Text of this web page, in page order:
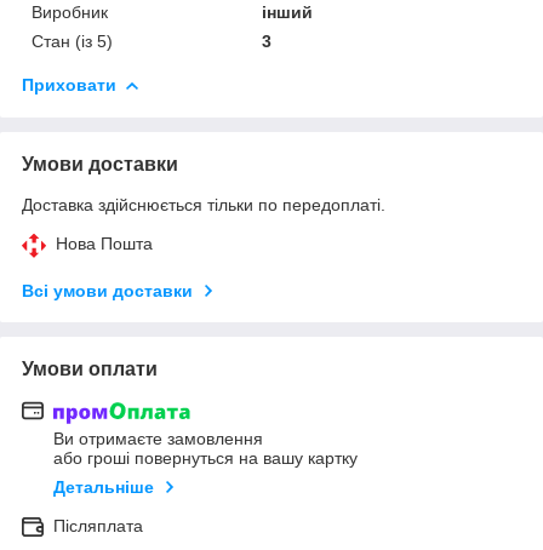
Виробник
інший
Стан (із 5)
3
Приховати
Умови доставки
Доставка здійснюється тільки по передоплаті.
Нова Пошта
Всі умови доставки
Умови оплати
Ви отримаєте замовлення
або гроші повернуться на вашу картку
Детальніше
Післяплата